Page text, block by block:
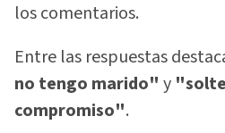
los comentarios.
Entre las respuestas
no tengo marido" y
compromiso".